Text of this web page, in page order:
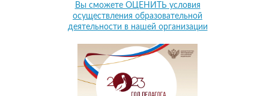
Вы сможете ОЦЕНИТЬ условия
осуществления образовательной
деятельности в нашей организации